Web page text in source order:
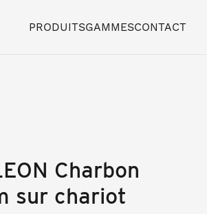
PRODUITSGAMMESCONTACT
Charbon
sur chariot